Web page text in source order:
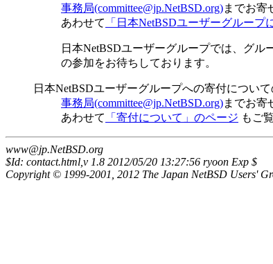
事務局(committee@jp.NetBSD.org)までお寄
あわせて
「日本NetBSDユーザーグループ
日本NetBSDユーザーグループでは、グ
の参加をお待ちしております。
日本NetBSDユーザーグループへの寄付につい
事務局(committee@jp.NetBSD.org)までお寄
あわせて
「寄付について」のページ もご
www@jp.NetBSD.org
$Id: contact.html,v 1.8 2012/05/20 13:27:56 ryoon Exp $
Copyright © 1999-2001, 2012 The Japan NetBSD Users'